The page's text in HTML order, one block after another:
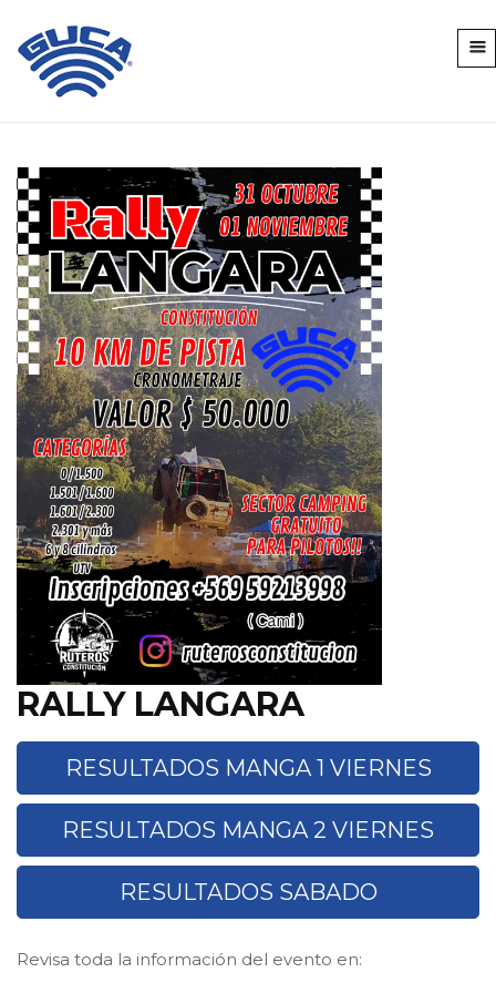
RALLY LANGARA
RESULTADOS MANGA 1 VIERNES
RESULTADOS MANGA 2 VIERNES
RESULTADOS SABADO
Revisa toda la información del evento en: